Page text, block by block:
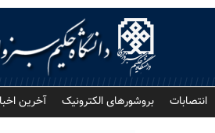
انتصابات بروشورهای الکترونیک آخرین